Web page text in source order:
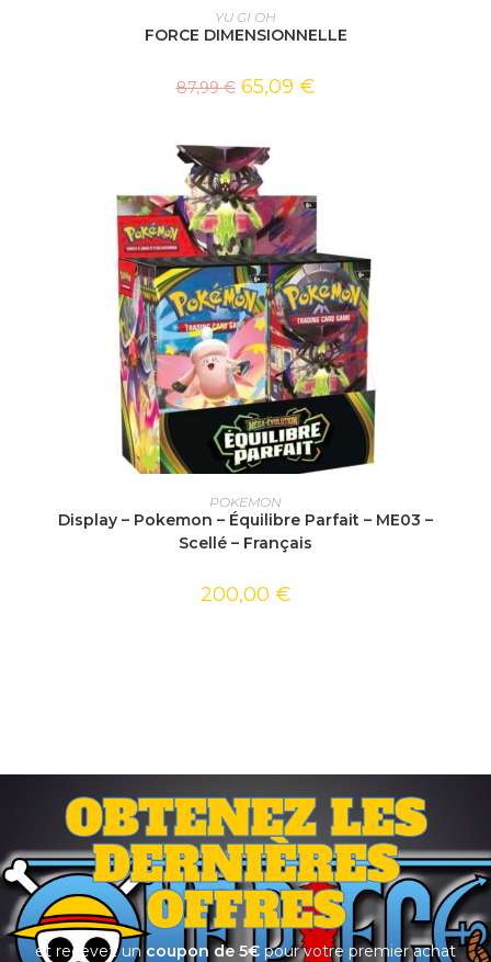
AJOUTER AU PANIER
YU GI OH
FORCE DIMENSIONNELLE
87,99€ 65,09 €
AJOUTER AU PANIER
POKEMON
Display – Pokemon – Équilibre Parfait – ME03 –
Scellé – Français
200,00 €
OBTENEZ LES
DERNIÈRES
OFFRES
et recevez un coupon de 5€ pour votre premier achat